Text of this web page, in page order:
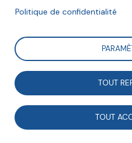
L’Expérimentation
longue durée (ETCLD) est
à apporter une nouvelle
chômage. Depuis le 21
Politique de confidentialité
TOUT
TOUT